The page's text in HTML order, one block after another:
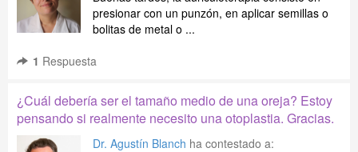
presionar con un punzón, en aplicar semillas o
bolitas de metal o ...
1 Respuesta
¿Cuál debería ser el tamaño medio de una oreja? Estoy
pensando si realmente necesito una otoplastia. Gracias.
Dr. Agustín Blanch ha contestado a: